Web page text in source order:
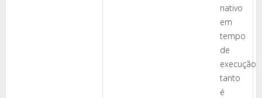
nativo
em
tempo
de
execução
tanto
é